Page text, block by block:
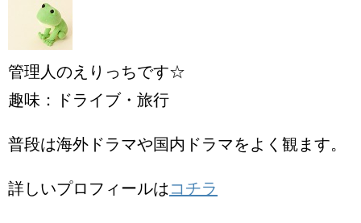
管理人のえりっちです☆
趣味：ドライブ・旅行
普段は海外ドラマや国内ドラマをよく観ます。
詳しいプロフィールはコチラ